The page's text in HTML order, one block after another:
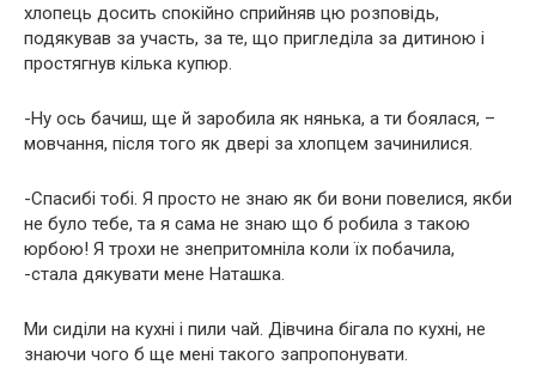
хлопець досить спокійно сприйняв цю розповідь,
подякував за участь, за те, що пригледіла за дитиною і
простягнув кілька купюр.
-Ну ось бачиш, ще й заробила як нянька, а ти боялася, –
мовчання, після того як двері за хлопцем зачинилися.
-Спасибі тобі. Я просто не знаю як би вони повелися, якби
не було тебе, та я сама не знаю що б робила з такою
юрбою! Я трохи не знепритомніла коли їх побачила,
-стала дякувати мене Наташка.
Ми сиділи на кухні і пили чай. Дівчина бігала по кухні, не
знаючи чого б ще мені такого запропонувати.